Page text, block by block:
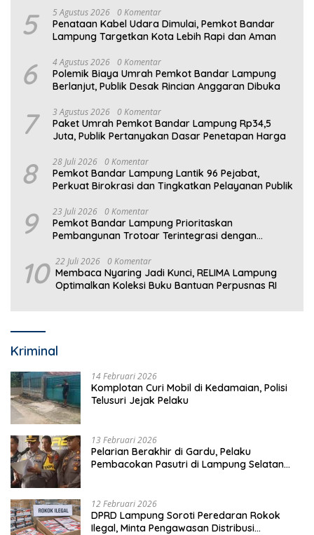
5 5 Agustus 2026 0 Komentar
Penataan Kabel Udara Dimulai, Pemkot Bandar
Lampung Targetkan Kota Lebih Rapi dan Aman
6 4 Agustus 2026 0 Komentar
Polemik Biaya Umrah Pemkot Bandar Lampung
Berlanjut, Publik Desak Rincian Anggaran Dibuka
7 3 Agustus 2026 0 Komentar
Paket Umrah Pemkot Bandar Lampung Rp34,5
Juta, Publik Pertanyakan Dasar Penetapan Harga
8 28 Juli 2026 0 Komentar
Pemkot Bandar Lampung Lantik 96 Pejabat,
Perkuat Birokrasi dan Tingkatkan Pelayanan Publik
9 23 Juli 2026 0 Komentar
Pemkot Bandar Lampung Prioritaskan
Pembangunan Trotoar Terintegrasi dengan
10 22 Juli 2026 0 Komentar
Membaca Nyaring Jadi Kunci, RELIMA Lampung
Optimalkan Koleksi Buku Bantuan Perpusnas RI
Kriminal
14 Februari 2026
Komplotan Curi Mobil di Kedamaian, Polisi
Telusuri Jejak Pelaku
13 Februari 2026
Pelarian Berakhir di Gardu, Pelaku
Pembacokan Pasutri di Lampung Selatan
12 Februari 2026
DPRD Lampung Soroti Peredaran Rokok
Ilegal, Minta Pengawasan Distribusi